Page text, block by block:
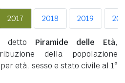
2017 2018 2019
detto Piramide delle Età,
della popolazione
età, sesso e stato civile al 1°